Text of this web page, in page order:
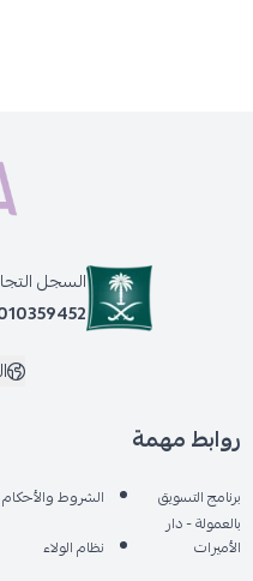
السجل
روابط مهمة
برنامج التسويق
بالعمولة - دار
الأميرات
الشروط والأحكام
نظام الولاء